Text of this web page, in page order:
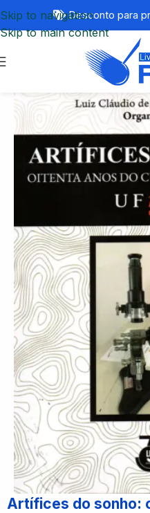
Skip to navigation
Skip to main content
Desconto para
Artífices do sonho: